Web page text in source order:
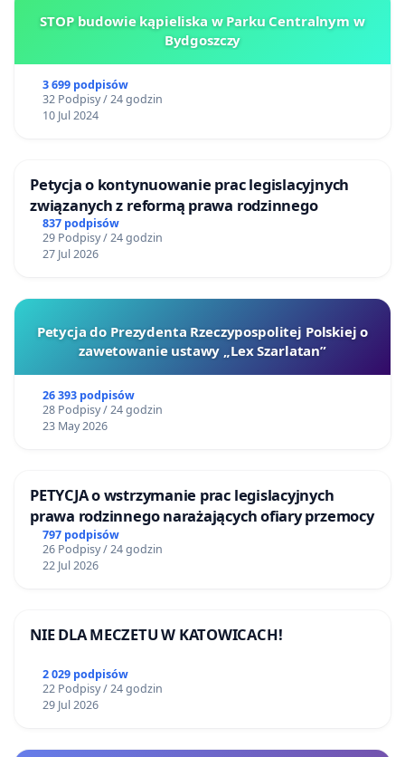
STOP budowie kąpieliska w Parku Centralnym w
Bydgoszczy
3 699 podpisów
32 Podpisy / 24 godzin
10 Jul 2024
Petycja o kontynuowanie prac legislacyjnych
związanych z reformą prawa rodzinnego
837 podpisów
29 Podpisy / 24 godzin
27 Jul 2026
Petycja do Prezydenta Rzeczypospolitej Polskiej o
zawetowanie ustawy „Lex Szarlatan”
26 393 podpisów
28 Podpisy / 24 godzin
23 May 2026
PETYCJA o wstrzymanie prac legislacyjnych
prawa rodzinnego narażających ofiary przemocy
797 podpisów
26 Podpisy / 24 godzin
22 Jul 2026
NIE DLA MECZETU W KATOWICACH!
2 029 podpisów
22 Podpisy / 24 godzin
29 Jul 2026